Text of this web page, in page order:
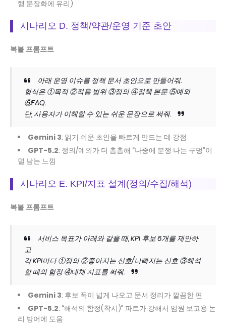
행 문장화에 유리)
시나리오 D. 정책/약관/운영 기준 초안
복붙 프롬프트
아래 운영 이슈를 정책 문서 초안으로 만들어줘.
형식은 ①목적 ②적용 범위 ③정의 ④정책 본문 ⑤예외
⑥FAQ.
단, 사용자가 이해할 수 있는 쉬운 문장으로 써줘.
Gemini 3: 읽기 쉬운 초안을 빠르게 만드는 데 강점
GPT-5.2: 정의/예외가 더 촘촘해 “나중에 분쟁 나는 구멍”이
덜 남는 느낌
시나리오 E. KPI/지표 설계(정의/수집/해석)
복붙 프롬프트
서비스 목표가 아래와 같을 때, KPI 후보 6개를 제안하
고
각 KPI마다 ①정의 ②좋아지는 신호/나빠지는 신호 ③해석
할 때의 함정 ④대체 지표를 써줘.
Gemini 3: 후보 폭이 넓게 나오고 문서 정리가 깔끔한 편
GPT-5.2: “해석의 함정(착시)” 파트가 강해서 임원 보고용 논
리 방어에 도움